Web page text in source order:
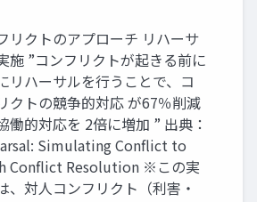
リクトのアプローチ リハーサ
施 ”コンフリクトが起きる前に
リハーサルを行うことで、コ
クトの競争的対応 が67％削減
働的対応を 2倍に増加 ” 出典：
Simulating Conﬂict to
Conﬂict Resolution ※この実
、対人コンフリクト（利害・